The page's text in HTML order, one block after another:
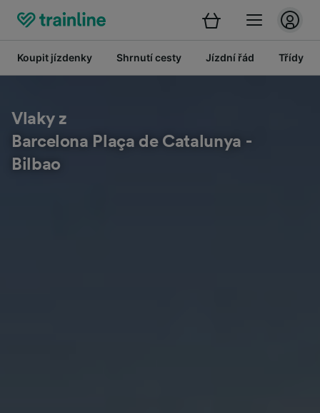
Koupit jízdenky Shrnutí cesty Jízdní řád Třídy
Vlaky z
Barcelona Plaça de Catalunya -
Bilbao